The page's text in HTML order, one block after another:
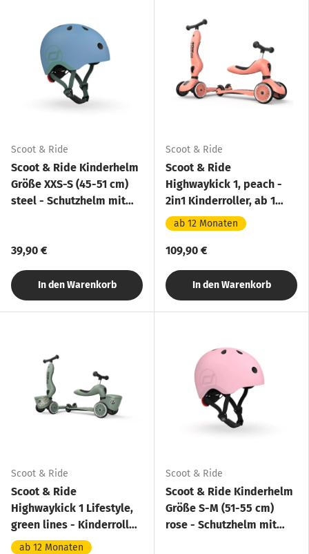
Scoot & Ride
Scoot & Ride Kinderhelm
Größe XXS-S (45-51 cm)
steel - Schutzhelm mit
39,90 €
In den Warenkorb
Scoot & Ride
Scoot & Ride
Highwaykick 1, peach -
2in1 Kinderroller, ab 1
Jahr
ab 12 Monaten
109,90 €
In den Warenkorb
Scoot & Ride
Scoot & Ride
Highwaykick 1 Lifestyle,
green lines - Kinderroller
mit Aufbewahrungsbox
ab 12 Monaten
Scoot & Ride
Scoot & Ride Kinderhelm
Größe S-M (51-55 cm)
rose - Schutzhelm mit